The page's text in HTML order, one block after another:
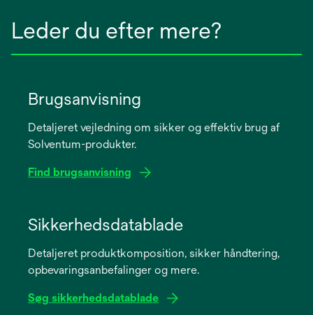
Leder du efter mere?
Brugsanvisning
Detaljeret vejledning om sikker og effektiv brug af
Solventum-produkter.
Find brugsanvisning
new
Sikkerhedsdatablade
Detaljeret produktkomposition, sikker håndtering,
opbevaringsanbefalinger og mere.
Søg sikkerhedsdatablade